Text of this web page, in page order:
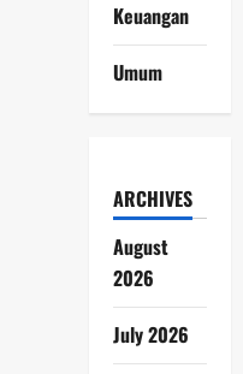
Keuangan
Umum
ARCHIVES
August
2026
July 2026